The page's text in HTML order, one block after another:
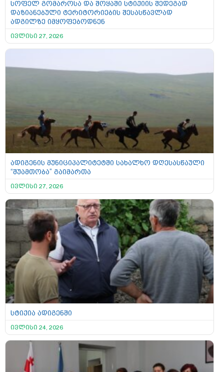
სოფელ გომაროსა და შოყაში სტიქიის შედეგად
დაზიანებული ტერიტორიების შესასწავლად
ადგილზე იმყოფებოდნენ
ივლისი 27, 2026
ადიგენის მუნიციპალიტეტში სახალხო დღესასწაული
“შუამთობა” გაიმართა
ივლისი 27, 2026
სტიქია ადიგენში
ივლისი 24, 2026